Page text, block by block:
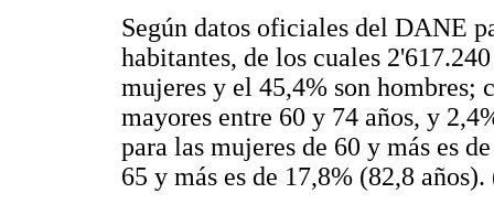
Según datos oficiales del DANE
habitantes, de los cuales
mujeres y el 45,4% son hombres;
mayores entre 60 y 74 años, y
para las mujeres de 60 y más es
65 y más es de 17,8% (82,8